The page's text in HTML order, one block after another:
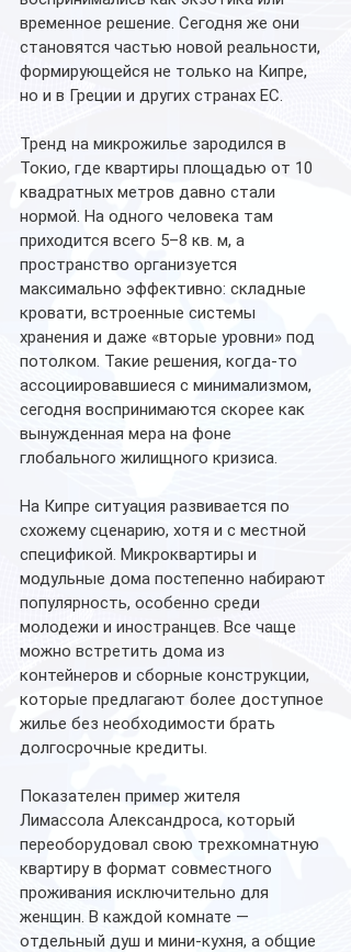
временное решение. Сегодня же они
становятся частью новой реальности,
формирующейся не только на Кипре,
но и в Греции и других странах ЕС.
Тренд на микрожилье зародился в
Токио, где квартиры площадью от 10
квадратных метров давно стали
нормой. На одного человека там
приходится всего 5–8 кв. м, а
пространство организуется
максимально эффективно: складные
кровати, встроенные системы
хранения и даже «вторые уровни» под
потолком. Такие решения, когда-то
ассоциировавшиеся с минимализмом,
сегодня воспринимаются скорее как
вынужденная мера на фоне
глобального жилищного кризиса.
На Кипре ситуация развивается по
схожему сценарию, хотя и с местной
спецификой. Микроквартиры и
модульные дома постепенно набирают
популярность, особенно среди
молодежи и иностранцев. Все чаще
можно встретить дома из
контейнеров и сборные конструкции,
которые предлагают более доступное
жилье без необходимости брать
долгосрочные кредиты.
Показателен пример жителя
Лимассола Александроса, который
переоборудовал свою трехкомнатную
квартиру в формат совместного
проживания исключительно для
женщин. В каждой комнате —
отдельный душ и мини-кухня, а общие